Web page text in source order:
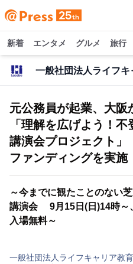
新着 エンタメ グルメ 旅行
元公務員が起業、大阪
「理解を広げよう！
講演会プロジェクト
ファンディングを実施
～今までに観たことのない
講演会 9月15日(日)14時～
入場無料～
一般社団法人ライフキャリア教